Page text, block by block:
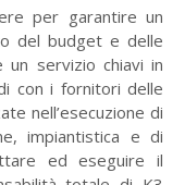
per garantire un
del budget e delle
servizio chiavi in
con i fornitori delle
nell’esecuzione di
impiantistica e di
ed eseguire il